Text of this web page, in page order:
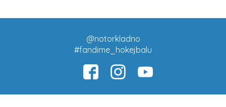
@notorkladno
#fandime_hokejbalu